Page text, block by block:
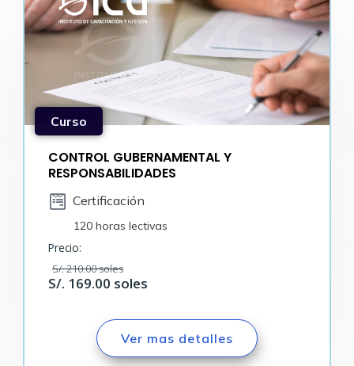
Curso
CONTROL GUBERNAMENTAL Y
RESPONSABILIDADES
Certificación
120 horas lectivas
Precio:
S/. 210.00 soles
S/. 169.00 soles
Ver mas detalles